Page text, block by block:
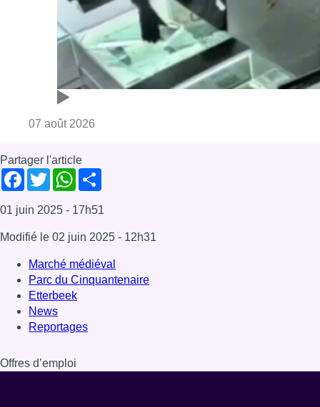
07 août 2026
Partager l'article
Facebook
TwitterWhatsApp
01 juin 2025 - 17h51
Modifié le 02 juin 2025 - 12h31
Marché médiéval
Parc du Cinquantenaire
Etterbeek
News
Reportages
Offres d’emploi